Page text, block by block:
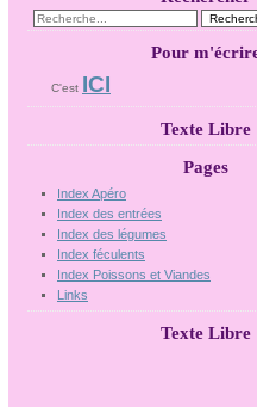
Pour
C'est ICI
Texte Libre
Pages
Index Apéro
Index des entrées
Index des légumes
Index féculents
Index Poissons et Viandes
Links
Texte Libre